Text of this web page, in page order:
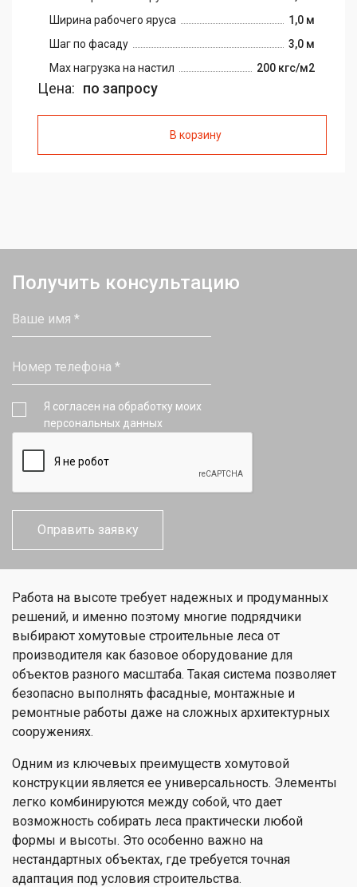
Ширина рабочего яруса
1,0 м
Шаг по фасаду
3,0 м
Max нагрузка на настил
200 кгс/м2
Цена: по запросу
В корзину
Получить консультацию
Я согласен на обработку моих
персональных данных
Работа на высоте требует надежных и продуманных
решений, и именно поэтому многие подрядчики
выбирают хомутовые строительные леса от
производителя как базовое оборудование для
объектов разного масштаба. Такая система позволяет
безопасно выполнять фасадные, монтажные и
ремонтные работы даже на сложных архитектурных
сооружениях.
Одним из ключевых преимуществ хомутовой
конструкции является ее универсальность. Элементы
легко комбинируются между собой, что дает
возможность собирать леса практически любой
формы и высоты. Это особенно важно на
нестандартных объектах, где требуется точная
адаптация под условия строительства.